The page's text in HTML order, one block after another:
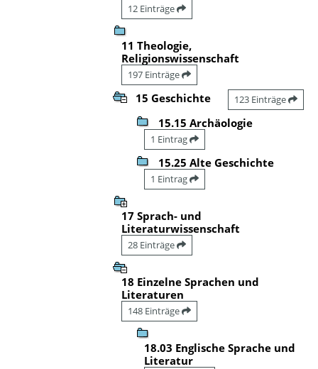
12 Einträge
11 Theologie,
Religionswissenschaft
197 Einträge
15 Geschichte 123 Einträge
15.15 Archäologie
1 Eintrag
15.25 Alte Geschichte
1 Eintrag
17 Sprach- und
Literaturwissenschaft
28 Einträge
18 Einzelne Sprachen und
Literaturen
148 Einträge
18.03 Englische Sprache und
Literatur